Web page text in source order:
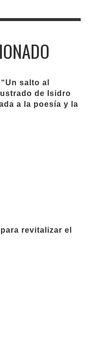
salto al
de Isidro
a la poesía y la
revitalizar el